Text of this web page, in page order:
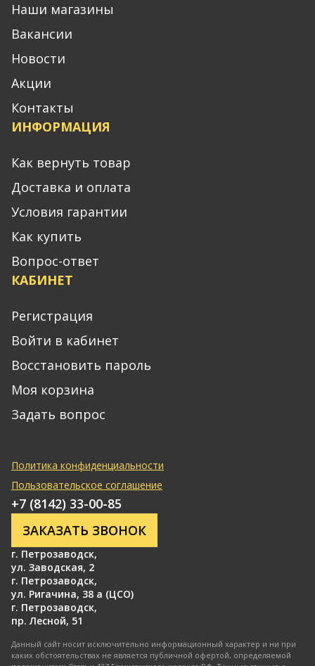
Наши магазины
Вакансии
Новости
Акции
Контакты
ИНФОРМАЦИЯ
Как вернуть товар
Доставка и оплата
Условия гарантии
Как купить
Вопрос-ответ
КАБИНЕТ
Регистрация
Войти в кабинет
Восстановить пароль
Моя корзина
Задать вопрос
Политика конфиденциальности
Пользовательское соглашение
г. Петрозаводск,
ул. Заводская, 2
г. Петрозаводск,
ул. Ригачина, 38 а (ЦСО)
г. Петрозаводск,
пр. Лесной, 51
+7 (8142) 33-00-85
ЗАКАЗАТЬ ЗВОНОК
Данный сайт носит исключительно информационный характер и ни при
каких обстоятельствах не является публичной офертой, определяемой